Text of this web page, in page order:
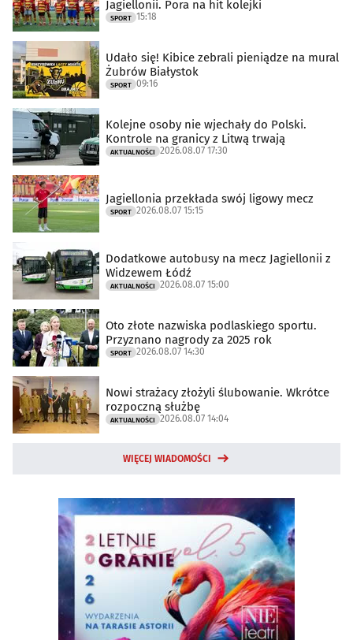
Jagiellonii. Pora na hit kolejki
SPORT 15:18
Udało się! Kibice zebrali pieniądze na mural
Żubrów Białystok
SPORT 09:16
Kolejne osoby nie wjechały do Polski.
Kontrole na granicy z Litwą trwają
AKTUALNOŚCI 2026.08.07 17:30
Jagiellonia przekłada swój ligowy mecz
SPORT 2026.08.07 15:15
Dodatkowe autobusy na mecz Jagiellonii z
Widzewem Łódź
AKTUALNOŚCI 2026.08.07 15:00
Oto złote nazwiska podlaskiego sportu.
Przyznano nagrody za 2025 rok
SPORT 2026.08.07 14:30
Nowi strażacy złożyli ślubowanie. Wkrótce
rozpoczną służbę
AKTUALNOŚCI 2026.08.07 14:04
WIĘCEJ WIADOMOŚCI